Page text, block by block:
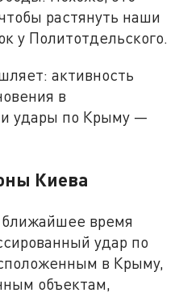
растянуть наши
у Политотдельского.
активность
в
и удары по Крыму —
Киева
ближайшее время
удар по
в Крыму,
объектам,